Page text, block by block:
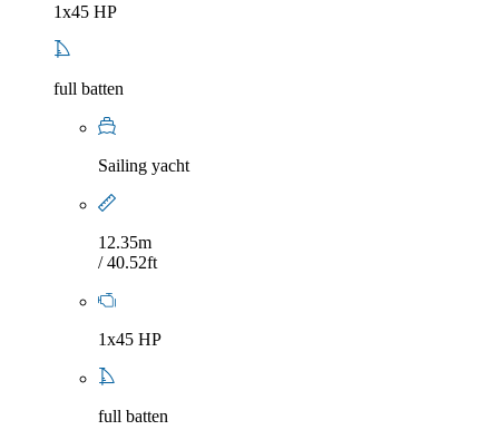
1x45 HP
full batten
Sailing yacht
12.35m
/ 40.52ft
1x45 HP
full batten